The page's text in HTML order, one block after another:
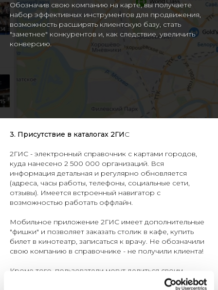
Обозначив свою компанию на карте, вы получаете
набор эффективных инструментов для продвижения,
возможность расширять клиентскую базу, стать
"заметнее" конкурентов и, как следствие, увеличить
конверсию.
3. Присутствие в каталогах 2ГИС
2ГИС - электронный справочник с картами городов,
куда нанесено 2 500 000 организаций. Вся
информация детальная и регулярно обновляется
(адреса, часы работы, телефоны, социальные сети,
отзывы). Имеется встроенный навигатор с
возможностью работать оффлайн.
Мобильное приложение 2ГИС имеет дополнительные
"фишки" и позволяет заказать столик в кафе, купить
билет в кинотеатр, записаться к врачу. Не обозначили
свою компанию в справочнике - не получили клиента!
Кроме того, пользователи могут делиться своим
местоположением на карте с помощью мессенджера